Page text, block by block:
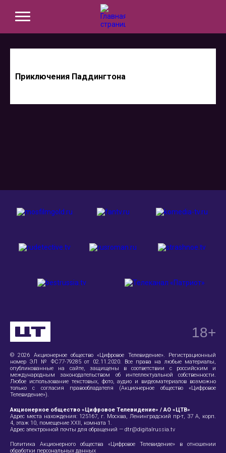
Приключения Паддингтона
© 2026 Акционерное общество «Цифровое Телевидение». Регистрационный
номер ЭЛ № ФС77-79285 от 02.11.2020. Все права на любые материалы,
опубликованные на сайте, защищены в соответствии с российским и
международным законодательством об интеллектуальной собственности.
Любое использование текстовых, фото, аудио и видеоматериалов возможно
только с согласия правообладателя (Акционерное общество «Цифровое
Телевидение»).
Акционерное общество «Цифровое Телевидение» / АО «ЦТВ»
Адрес места нахождения: 125167, г. Москва, Ленинградский пр-т, 37 А , корп.
4, этаж 10, помещение XXII, комната 1.
Адрес электронной почты для обращений — dtr@digitalrussia.tv
Политика Акционерного общества «Цифровое Телевидение» в отношении
обработки персональных данных
18+